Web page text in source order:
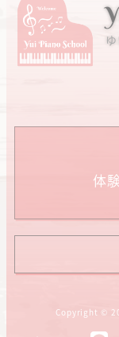
体
Copyright ©